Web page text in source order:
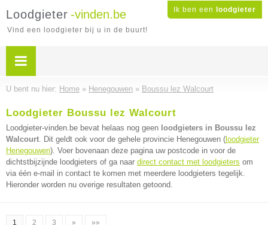
Ik ben een loodgieter
Loodgieter -vinden.be
Vind een loodgieter bij u in de buurt!
U bent nu hier: Home » Henegouwen » Boussu lez Walcourt
Loodgieter Boussu lez Walcourt
Loodgieter-vinden.be bevat helaas nog geen loodgieters in Boussu lez
Walcourt. Dit geldt ook voor de gehele provincie Henegouwen ( loodgieter
Henegouwen). Voer bovenaan deze pagina uw postcode in voor de
dichtstbijzijnde loodgieters of ga naar direct contact met loodgieters om
via één e-mail in contact te komen met meerdere loodgieters tegelijk.
Hieronder worden nu overige resultaten getoond.
1 2 3 » »»